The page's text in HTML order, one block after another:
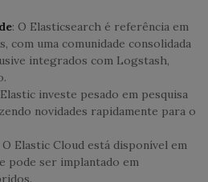
: O Elasticsearch é referência em
com uma comunidade consolidada
integrados com Logstash,
investe pesado em pesquisa
novidades rapidamente para o
O Elastic Cloud está disponível em
pode ser implantado em